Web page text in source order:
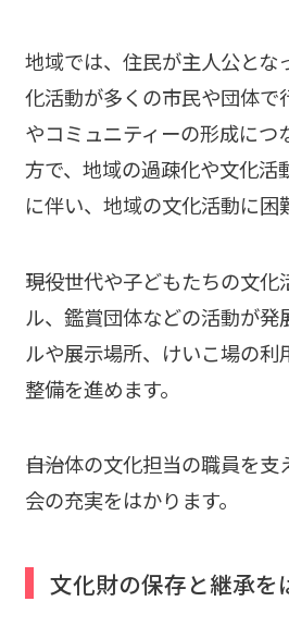
地域では、住民が主人公とな
化活動が多くの市民や団体で
やコミュニティーの形成につ
方で、地域の過疎化や文化活
に伴い、地域の文化活動に困
――現役世代や子どもたちの文
ル、鑑賞団体などの活動が発
ルや展示場所、けいこ場の
整備を進めます。
――自治体の文化担当の職員を
会の充実をはかります。
文化財の保存と継承を